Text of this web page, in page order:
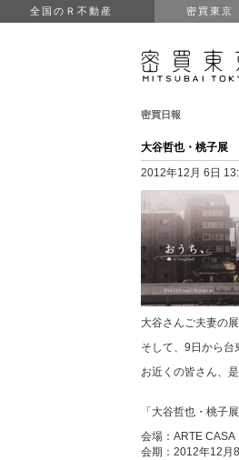
全国のＲ不動産 密買東京
密買日報
大谷哲也・桃子展
2012年12月 6日
大谷さんご夫妻の
そして、9日から台
お近くの皆さん、是
「大谷哲也・桃子展
会場：ARTE CASA
会期：2012年12月